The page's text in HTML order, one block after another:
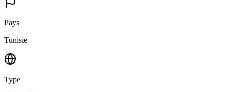
Pays
Tunisie
Type